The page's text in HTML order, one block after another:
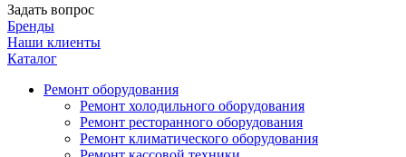
Задать вопрос
Бренды
Наши клиенты
Каталог
Ремонт оборудования
Ремонт холодильного оборудования
Ремонт ресторанного оборудования
Ремонт климатического оборудования